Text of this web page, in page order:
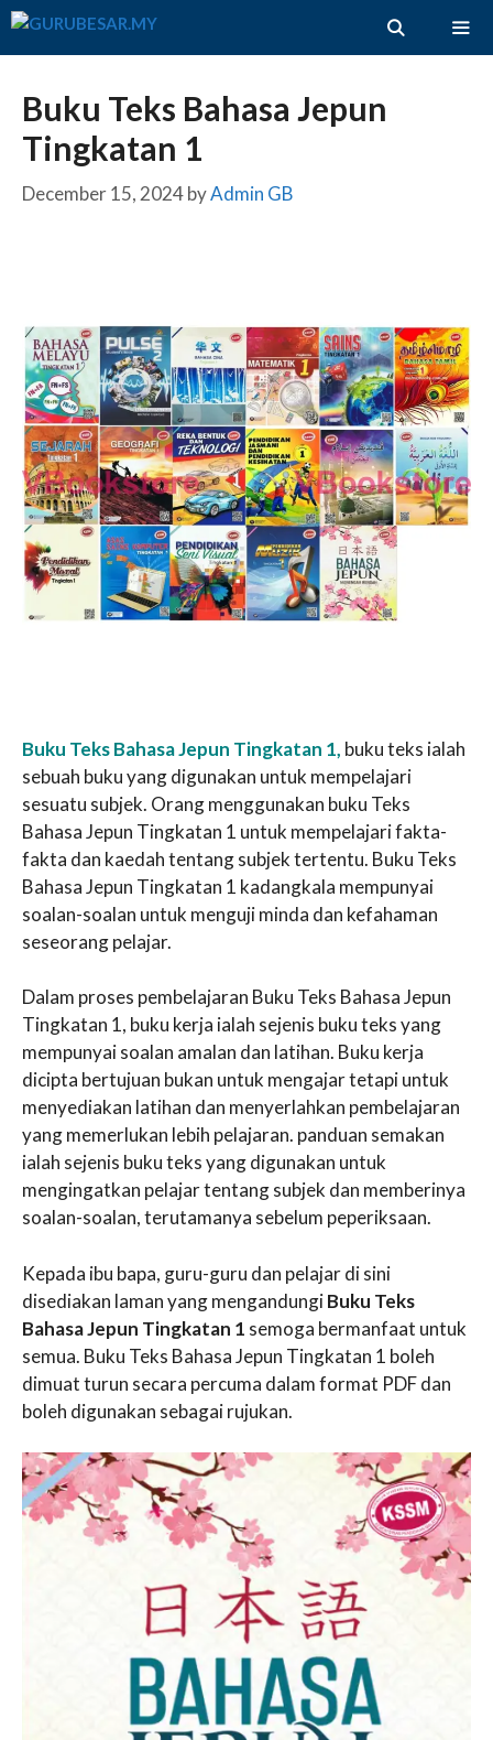
Skip
Buku Teks Bahasa Jepun
Tingkatan 1
December 15, 2024byAdmin GB
Buku Teks Bahasa Jepun Tingkatan 1, buku teks ialah
sebuah buku yang digunakan untuk mempelajari
sesuatu subjek. Orang menggunakan buku Teks
Bahasa Jepun Tingkatan 1 untuk mempelajari fakta-
fakta dan kaedah tentang subjek tertentu. Buku Teks
Bahasa Jepun Tingkatan 1 kadangkala mempunyai
soalan-soalan untuk menguji minda dan kefahaman
seseorang pelajar.
Dalam proses pembelajaran Buku Teks Bahasa Jepun
Tingkatan 1, buku kerja ialah sejenis buku teks yang
mempunyai soalan amalan dan latihan. Buku kerja
dicipta bertujuan bukan untuk mengajar tetapi untuk
menyediakan latihan dan menyerlahkan pembelajaran
yang memerlukan lebih pelajaran. panduan semakan
ialah sejenis buku teks yang digunakan untuk
mengingatkan pelajar tentang subjek dan memberinya
soalan-soalan, terutamanya sebelum peperiksaan.
Kepada ibu bapa, guru-guru dan pelajar di sini
disediakan laman yang mengandungiBuku Teks
Bahasa Jepun Tingkatan 1 semoga bermanfaat untuk
semua. Buku Teks Bahasa Jepun Tingkatan 1 boleh
dimuat turun secara percuma dalam format PDF dan
boleh digunakan sebagai rujukan.